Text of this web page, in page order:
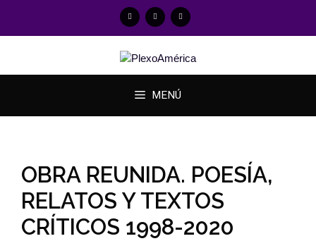
MENÚ
OBRA REUNIDA. POESÍA,
RELATOS Y TEXTOS
CRÍTICOS 1998-2020